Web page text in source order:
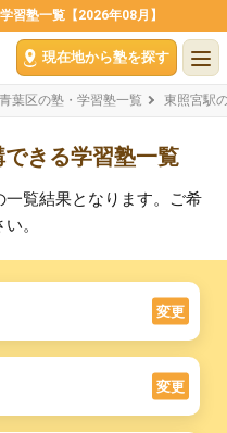
習塾一覧【2026年08月】
現在地から塾を探す
葉区の塾・学習塾一覧 東照宮駅
きる学習塾一覧
覧結果となります。ご希
。
変更
変更